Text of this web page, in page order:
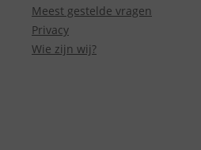
Meest gestelde vragen
Privacy
Wie zijn wij?